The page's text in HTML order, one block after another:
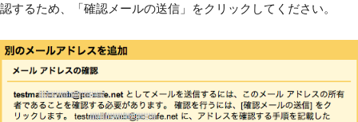
認するため、「確認メールの送信」をクリックしてください。